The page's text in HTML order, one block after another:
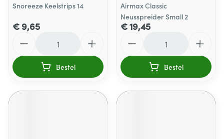
Snoreeze Keelstrips 14
€ 9,65
Bestel
Airmax Classic
Neusspreider Small 2
€ 19,45
Bestel